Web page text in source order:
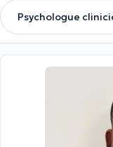
Psychologue